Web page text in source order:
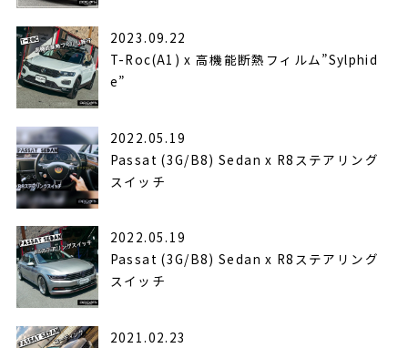
2023.09.22
T-Roc(A1) x 高機能断熱フィルム”Sylphid
e”
2022.05.19
Passat (3G/B8) Sedan x R8ステアリング
スイッチ
2022.05.19
Passat (3G/B8) Sedan x R8ステアリング
スイッチ
2021.02.23